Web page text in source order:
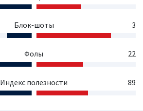
Блок-шоты 3
Фолы 22
Индекс полезности 89